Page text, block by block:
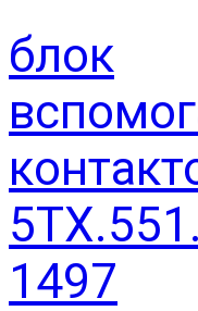
блок
1497